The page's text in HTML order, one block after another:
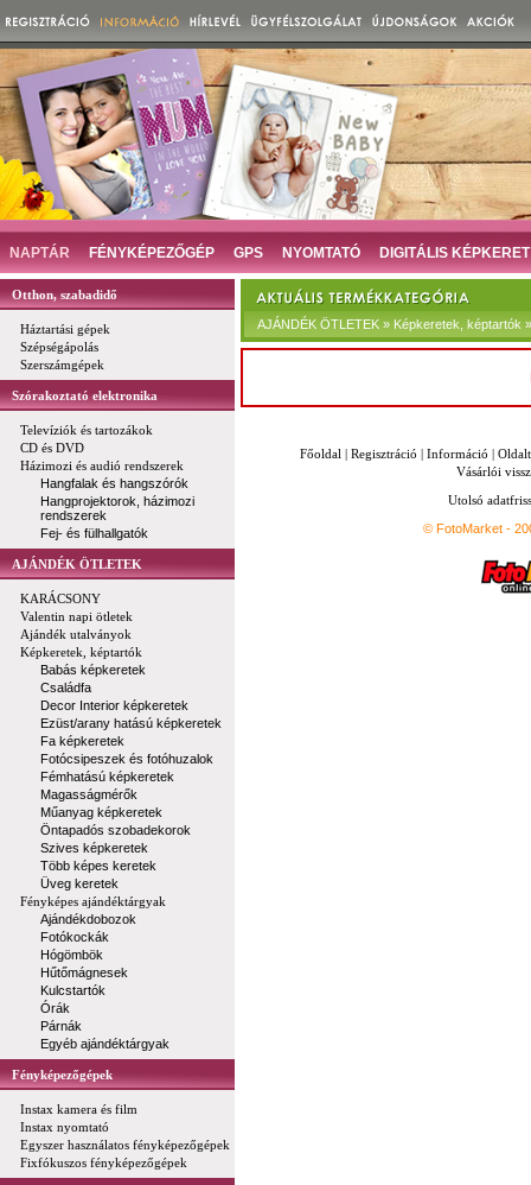
NAPTÁR FÉNYKÉPEZŐGÉP GPS NYOMTATÓ DIGITÁLIS KÉPKERET
Otthon, szabadidő
Háztartási gépek
Szépségápolás
Szerszámgépek
Szórakoztató elektronika
Televíziók és tartozákok
CD és DVD
Házimozi és audió rendszerek
Hangfalak és hangszórók
Hangprojektorok, házimozi
rendszerek
Fej- és fülhallgatók
AJÁNDÉK ÖTLETEK
KARÁCSONY
Valentin napi ötletek
Ajándék utalványok
Képkeretek, képtartók
Babás képkeretek
Családfa
Decor Interior képkeretek
Ezüst/arany hatású képkeretek
Fa képkeretek
Fotócsipeszek és fotóhuzalok
Fémhatású képkeretek
Magasságmérők
Műanyag képkeretek
Öntapadós szobadekorok
Szives képkeretek
Több képes keretek
Üveg keretek
Fényképes ajándéktárgyak
Ajándékdobozok
Fotókockák
Hógömbök
Hűtőmágnesek
Kulcstartók
Órák
Párnák
Egyéb ajándéktárgyak
Fényképezőgépek
Instax kamera és film
Instax nyomtató
Egyszer használatos fényképezőgépek
Fixfókuszos fényképezőgépek
AJÁNDÉK ÖTLETEK » Képkeretek, képtartók
Főoldal | Regisztráció | Információ |
Vásárlói
Utolsó
© FotoMarket -